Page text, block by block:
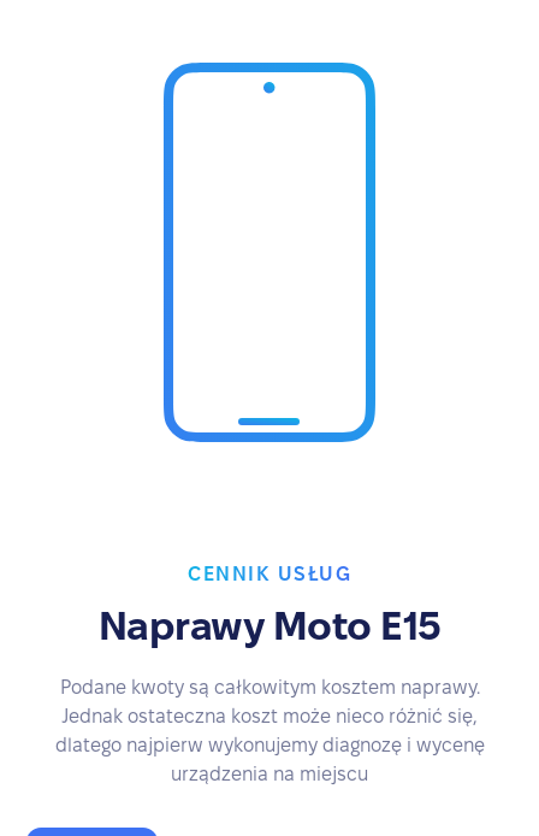
CENNIK USŁUG
Naprawy Moto E15
Podane kwoty są całkowitym kosztem naprawy.
Jednak ostateczna koszt może nieco różnić się,
dlatego najpierw wykonujemy diagnozę i wycenę
urządzenia na miejscu